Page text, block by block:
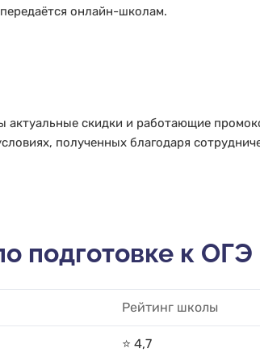
онлайн-школам.
актуальные скидки и работающие
полученных благодаря
подготовке к ОГЭ
Рейтинг школы
⭐️ 4,7